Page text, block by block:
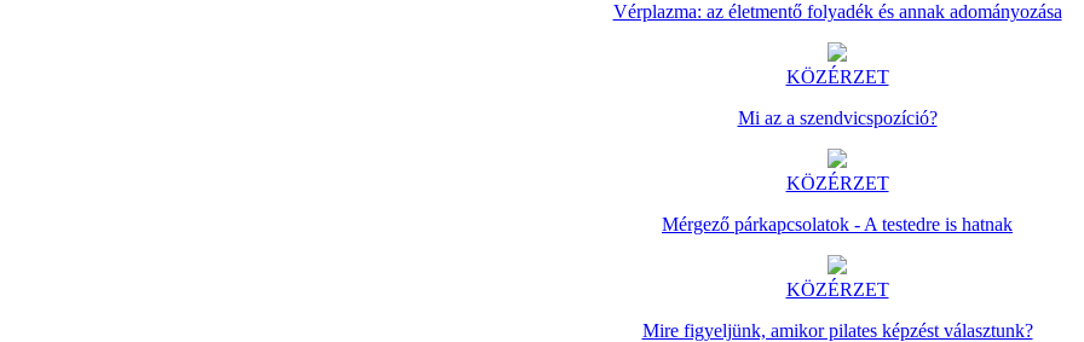
Vérplazma: az életmentő folyadék és annak adományozása
KÖZÉRZET
Mi az a szendvicspozíció?
KÖZÉRZET
Mérgező párkapcsolatok - A testedre is hatnak
KÖZÉRZET
Mire figyeljünk, amikor pilates képzést választunk?